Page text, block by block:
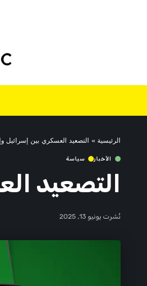
الرئيسية » التصعيد العسكري بين إسرائيل
الأخبار سياسة
التصعيد
نُشرت يونيو 13, 2025